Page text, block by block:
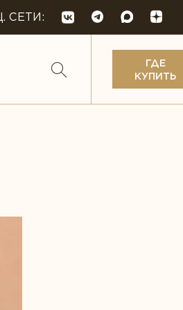
СЕТИ:
ГДЕ
КУПИТЬ